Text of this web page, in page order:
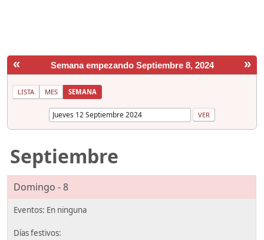
« »
Semana empezando Septiembre 8, 2024
LISTA MES SEMANA
Septiembre
Domingo - 8